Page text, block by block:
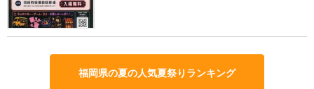
福岡県の夏の人気夏祭りランキング